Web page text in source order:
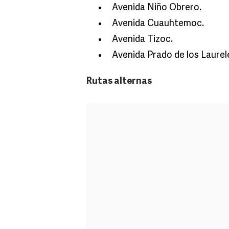
Avenida Niño Obrero.
Avenida Cuauhtemoc.
Avenida Tizoc.
Avenida Prado de los
Rutas alternas